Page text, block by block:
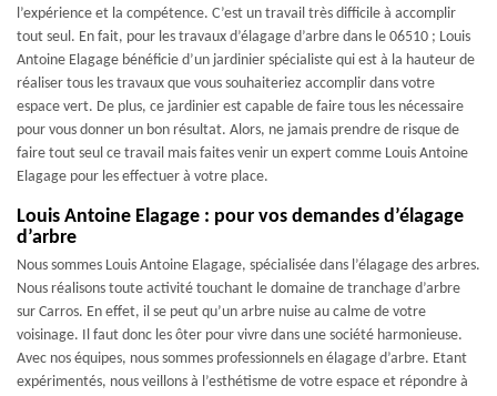
l’expérience et la compétence. C’est un travail très difficile à accomplir
tout seul. En fait, pour les travaux d’élagage d’arbre dans le 06510 ; Louis
Antoine Elagage bénéficie d’un jardinier spécialiste qui est à la hauteur de
réaliser tous les travaux que vous souhaiteriez accomplir dans votre
espace vert. De plus, ce jardinier est capable de faire tous les nécessaire
pour vous donner un bon résultat. Alors, ne jamais prendre de risque de
faire tout seul ce travail mais faites venir un expert comme Louis Antoine
Elagage pour les effectuer à votre place.
Louis Antoine Elagage : pour vos demandes d’élagage
d’arbre
Nous sommes Louis Antoine Elagage, spécialisée dans l’élagage des arbres.
Nous réalisons toute activité touchant le domaine de tranchage d’arbre
sur Carros. En effet, il se peut qu’un arbre nuise au calme de votre
voisinage. Il faut donc les ôter pour vivre dans une société harmonieuse.
Avec nos équipes, nous sommes professionnels en élagage d’arbre. Etant
expérimentés, nous veillons à l’esthétisme de votre espace et répondre à